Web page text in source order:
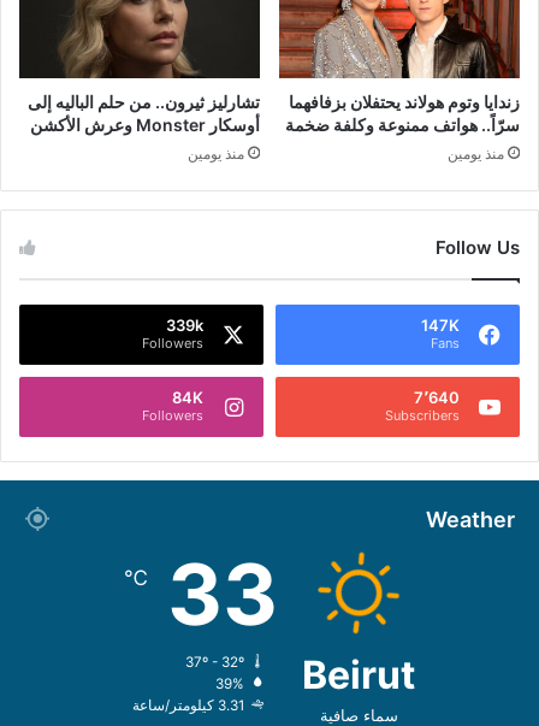
زندايا وتوم هولاند يحتفلان بزفافهما
سرّاً.. هواتف ممنوعة وكلفة ضخمة
منذ يومين
تشارليز ثيرون.. من حلم الباليه إلى
أوسكار Monster وعرش الأكشن
منذ يومين
Follow Us
147K
Fans
339k
Followers
7٬640
Subscribers
84K
Followers
Weather
Beirut
سماء صافية
33
℃
39%
3.31 كيلومتر/ساعة